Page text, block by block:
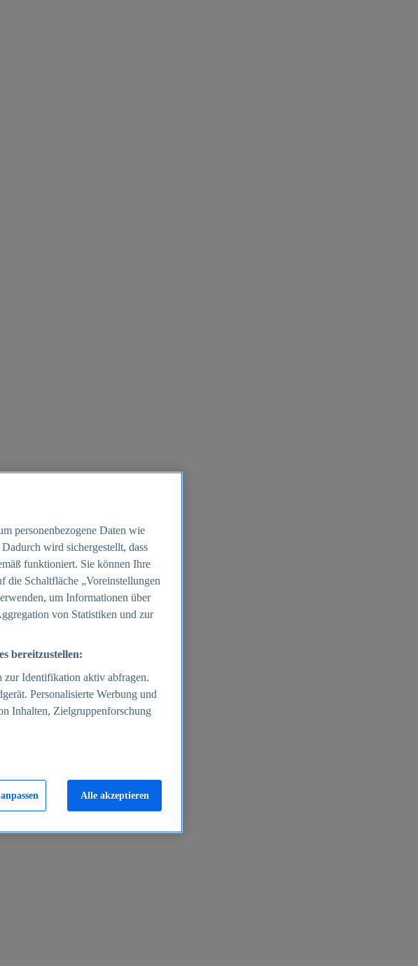
personenbezogene Daten wie
wird sichergestellt, dass
funktioniert. Sie können Ihre
die Schaltfläche „Voreinstellungen
um Informationen über
von Statistiken und zur
bereitzustellen:
zur Identifikation aktiv abfragen.
Personalisierte Werbung und
Inhalten, Zielgruppenforschung
Alle akzeptieren